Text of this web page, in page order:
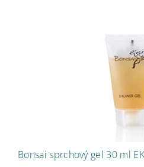
Bonsai sprchový gel 30 ml